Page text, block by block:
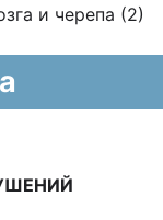
и черепа (2)